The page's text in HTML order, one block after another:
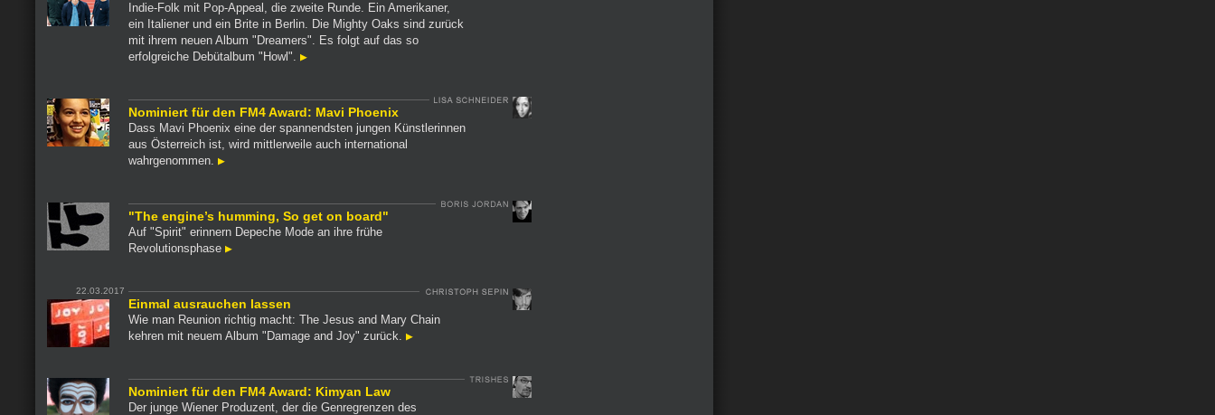
Indie-Folk mit Pop-Appeal, die zweite Runde. Ein Amerikaner,
ein Italiener und ein Brite in Berlin. Die Mighty Oaks sind zurück
mit ihrem neuen Album "Dreamers". Es folgt auf das so
erfolgreiche Debütalbum "Howl".
Nominiert für den FM4 Award: Mavi Phoenix
Dass Mavi Phoenix eine der spannendsten jungen Künstlerinnen
aus Österreich ist, wird mittlerweile auch international
wahrgenommen.
"The engine’s humming, So get on board"
Auf "Spirit" erinnern Depeche Mode an ihre frühe
Revolutionsphase
22.03.2017
Einmal ausrauchen lassen
Wie man Reunion richtig macht: The Jesus and Mary Chain
kehren mit neuem Album "Damage and Joy" zurück.
Nominiert für den FM4 Award: Kimyan Law
Der junge Wiener Produzent, der die Genregrenzen des